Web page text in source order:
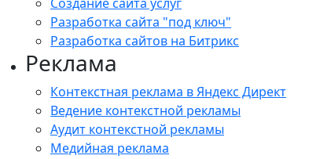
Разработка сайта "под ключ"
Разработка сайтов на Битрикс
Реклама
Контекстная реклама в Яндекс Директ
Ведение контекстной рекламы
Аудит контекстной рекламы
Медийная реклама